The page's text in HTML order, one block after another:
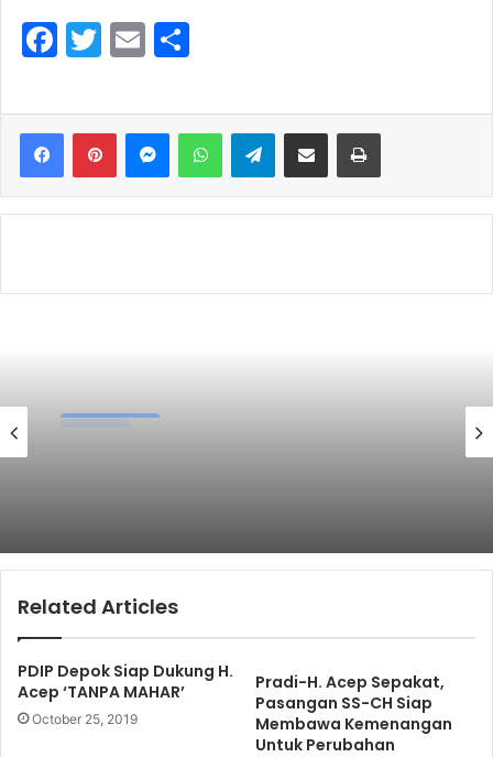
F
c
e
b
o
k
T
itt
er
E
ai
l
ar
e
Telegram
Kadin Kota Depok Membutuhkan
Related Articles
PDIP Depok Siap Dukung H.
Acep ‘TANPA MAHAR’
October 25, 2019
Pradi-H. Acep Sepakat,
Pasangan SS-CH Siap
Membawa Kemenangan
Untuk Perubahan